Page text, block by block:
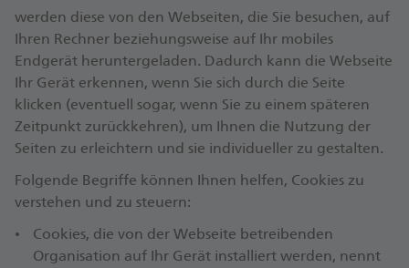
werden diese von den Webseiten, die Sie besuchen, auf
Ihren Rechner beziehungsweise auf Ihr mobiles
Endgerät heruntergeladen. Dadurch kann die Webseite
Ihr Gerät erkennen, wenn Sie sich durch die Seite
klicken (eventuell sogar, wenn Sie zu einem späteren
Zeitpunkt zurückkehren), um Ihnen die Nutzung der
Seiten zu erleichtern und sie individueller zu gestalten.
Folgende Begriffe können Ihnen helfen, Cookies zu
verstehen und zu steuern:
Cookies, die von der Webseite betreibenden
Organisation auf Ihr Gerät installiert werden, nennt